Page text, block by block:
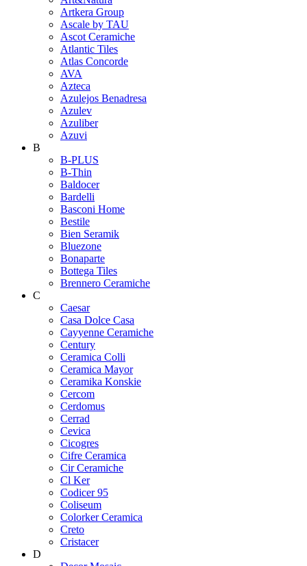
Artkera Group
Ascale by TAU
Ascot Ceramiche
Atlantic Tiles
Atlas Concorde
AVA
Azteca
Azulejos Benadresa
Azulev
Azuliber
Azuvi
B
B-PLUS
B-Thin
Baldocer
Bardelli
Basconi Home
Bestile
Bien Seramik
Bluezone
Bonaparte
Bottega Tiles
Brennero Ceramiche
C
Caesar
Casa Dolce Casa
Cayyenne Ceramiche
Century
Ceramica Colli
Ceramica Mayor
Ceramika Konskie
Cercom
Cerdomus
Cerrad
Cevica
Cicogres
Cifre Ceramica
Cir Ceramiche
Cl Ker
Codicer 95
Coliseum
Colorker Ceramica
Creto
Cristacer
D